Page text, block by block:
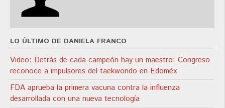
LO ÚLTIMO DE DANIELA FRANCO
Video: Detrás de cada campeón hay un maestro: Congreso
reconoce a impulsores del taekwondo en Edoméx
FDA aprueba la primera vacuna contra la influenza
desarrollada con una nueva tecnología